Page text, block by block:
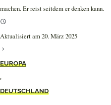
machen. Er reist seitdem er denken kann.
Aktualisiert am 20. März 2025
EUROPA
,
DEUTSCHLAND